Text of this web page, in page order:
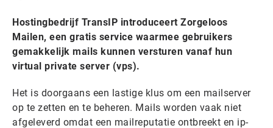
Hostingbedrijf TransIP introduceert Zorgeloos
Mailen, een gratis service waarmee gebruikers
gemakkelijk mails kunnen versturen vanaf hun
virtual private server (vps).
Het is doorgaans een lastige klus om een mailserver
op te zetten en te beheren. Mails worden vaak niet
afgeleverd omdat een mailreputatie ontbreekt en ip-